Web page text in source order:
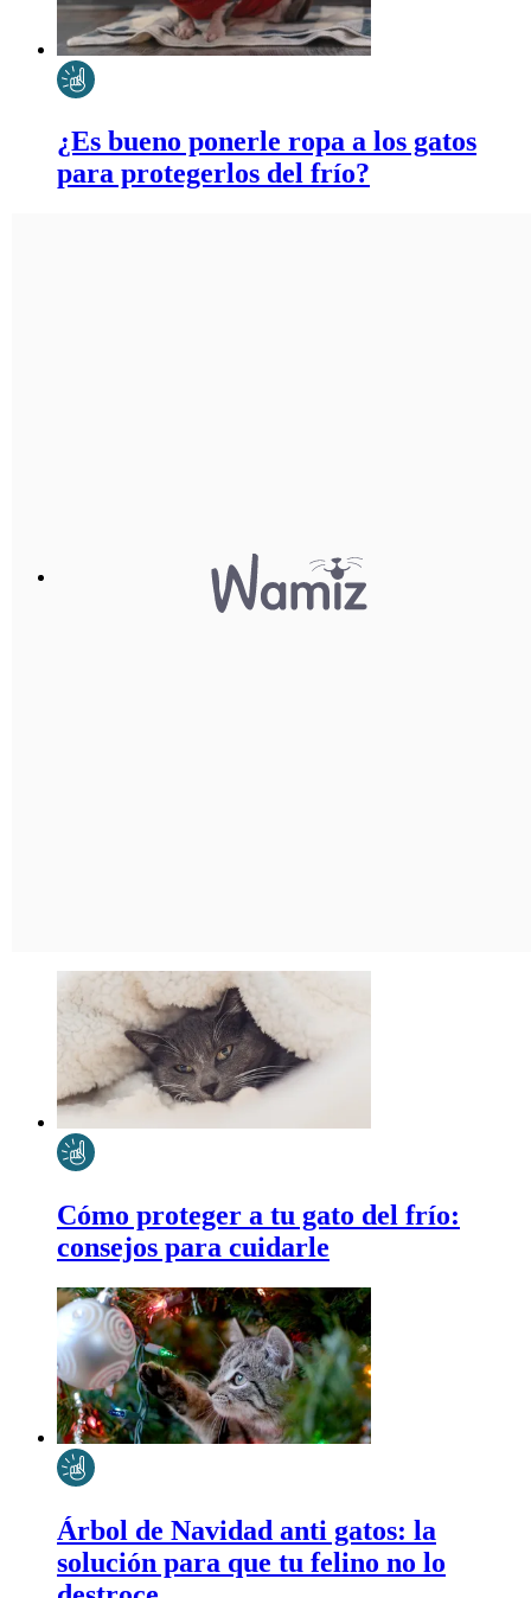
¿Es bueno ponerle ropa a los gatos
para protegerlos del frío?
Cómo proteger a tu gato del frío:
consejos para cuidarle
Árbol de Navidad anti gatos: la
solución para que tu felino no lo